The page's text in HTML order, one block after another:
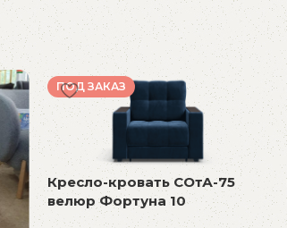
ПОД ЗАКАЗ
Кресло-кровать СОтА-75
велюр Фортуна 10